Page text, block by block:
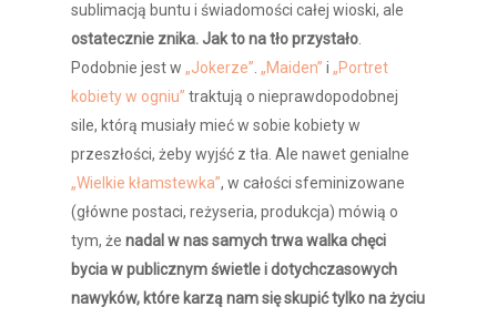
sublimacją buntu i świadomości całej wioski, ale
ostatecznie znika. Jak to na tło przystało
Podobnie jest w„Jokerze” .„Maiden” i„Portret
kobiety w ogniu” traktują o nieprawdopodobnej
sile, którą musiały mieć w sobie kobiety w
przeszłości, żeby wyjść z tła. Ale nawet genialne
„Wielkie kłamstewka”, w całości sfeminizowane
(główne postaci, reżyseria, produkcja) mówią o
tym, żenadal w nas samych trwa walka chęci
bycia w publicznym świetle i dotychczasowych
nawyków, które karzą nam się skupić tylko na życiu